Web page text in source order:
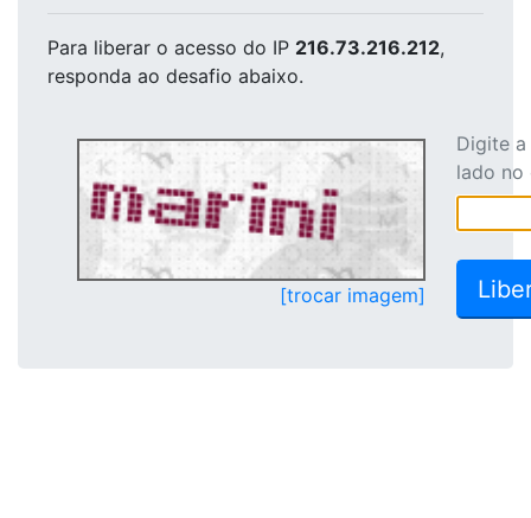
Para liberar o acesso do IP 216.73.216.212,
responda ao desafio abaixo.
[trocar imagem]
Digite
lado no